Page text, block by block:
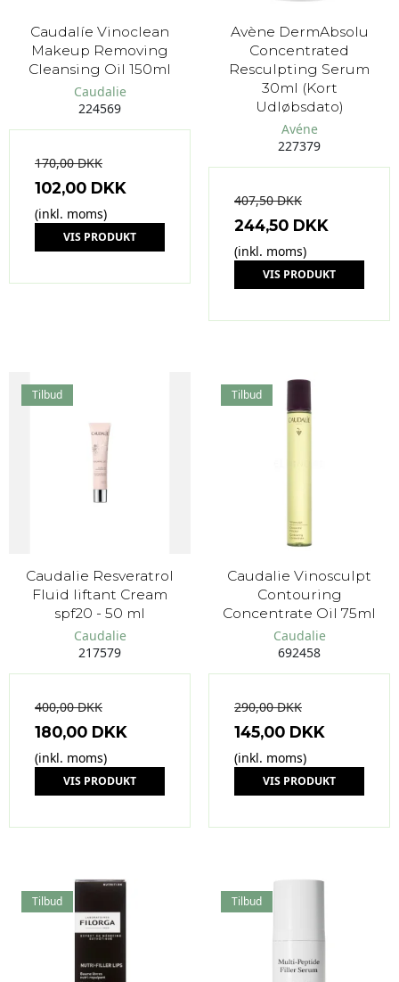
Caudalíe Vinoclean
Makeup Removing
Cleansing Oil 150ml
Caudalie
224569
170,00 DKK
102,00 DKK
(inkl. moms)
VIS PRODUKT
Avène DermAbsolu
Concentrated
Resculpting Serum
30ml (Kort
Udløbsdato)
Avéne
227379
407,50 DKK
244,50 DKK
(inkl. moms)
VIS PRODUKT
Tilbud
Caudalie Resveratrol
Fluid liftant Cream
spf20 - 50 ml
Caudalie
217579
400,00 DKK
180,00 DKK
(inkl. moms)
VIS PRODUKT
Tilbud
Caudalie Vinosculpt
Contouring
Concentrate Oil 75ml
Caudalie
692458
290,00 DKK
145,00 DKK
(inkl. moms)
VIS PRODUKT
Tilbud Tilbud